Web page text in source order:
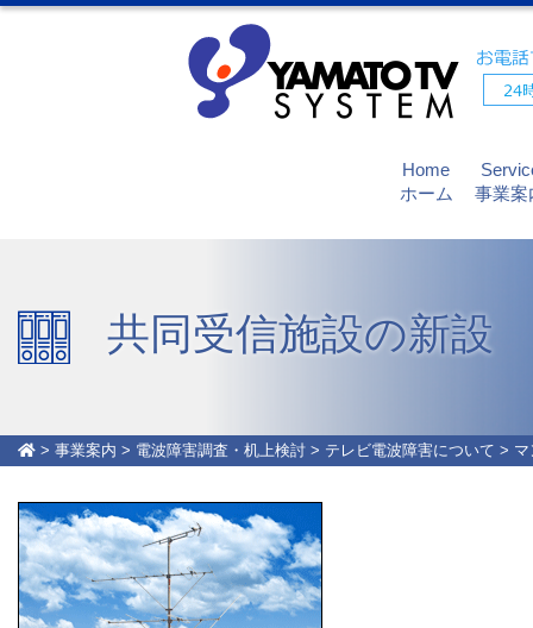
Home
ホーム
事業案
共同受信施設の新設
> 事業案内 > 電波障害調査・机上検討 > テレビ電波障害について >